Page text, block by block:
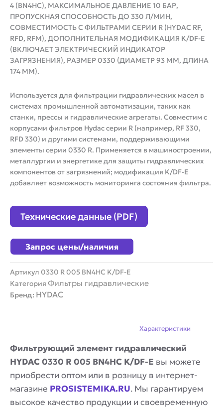
4 (BN4HC), МАКСИМАЛЬНОЕ ДАВЛЕНИЕ 10 БАР,
ПРОПУСКНАЯ СПОСОБНОСТЬ ДО 330 Л/МИН,
СОВМЕСТИМОСТЬ С ФИЛЬТРАМИ СЕРИИ R (HYDAC RF,
RFD, RFM), ДОПОЛНИТЕЛЬНАЯ МОДИФИКАЦИЯ K/DF-E
(ВКЛЮЧАЕТ ЭЛЕКТРИЧЕСКИЙ ИНДИКАТОР
ЗАГРЯЗНЕНИЯ), РАЗМЕР 0330 (ДИАМЕТР 93 ММ, ДЛИНА
174 ММ).
Используется для фильтрации гидравлических масел в
системах промышленной автоматизации, таких как
станки, прессы и гидравлические агрегаты. Совместим с
корпусами фильтров Hydac серии R (например, RF 330,
RFD 330) и другими системами, поддерживающими
элементы серии 0330 R. Применяется в машиностроении,
металлургии и энергетике для защиты гидравлических
компонентов от загрязнений; модификация K/DF-E
добавляет возможность мониторинга состояния фильтра.
Технические данные (PDF)
Запрос цены/наличия
Артикул 0330 R 005 BN4HC K/DF-E
Категория Фильтры гидравлические
Бренд: HYDAC
Характеристики
Фильтрующий элемент гидравлический
HYDAC 0330 R 005 BN4HC K/DF-E вы можете
приобрести оптом или в розницу в интернет-
магазине PROSISTEMIKA.RU. Мы гарантируем
высокое качество продукции и своевременную